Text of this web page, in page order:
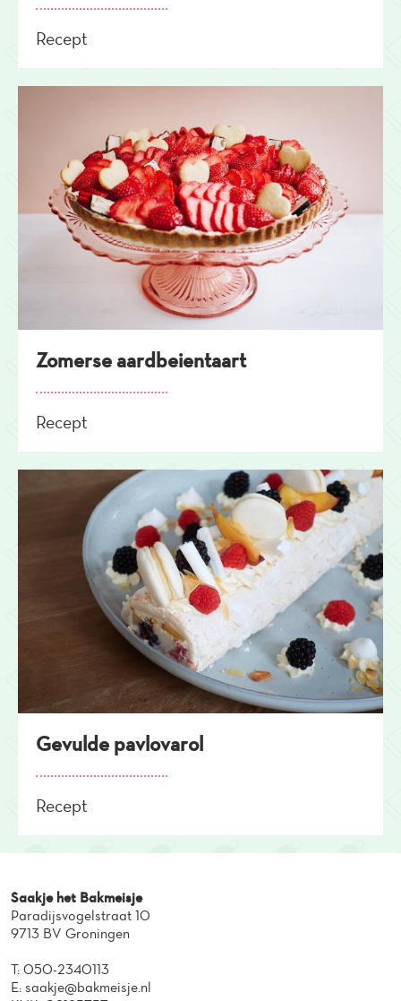
Recept
Zomerse aardbeientaart
Recept
Gevulde pavlovarol
Recept
Saakje het Bakmeisje
Paradijsvogelstraat 10
9713 BV Groningen
T: 050-2340113
E: saakje@bakmeisje.nl